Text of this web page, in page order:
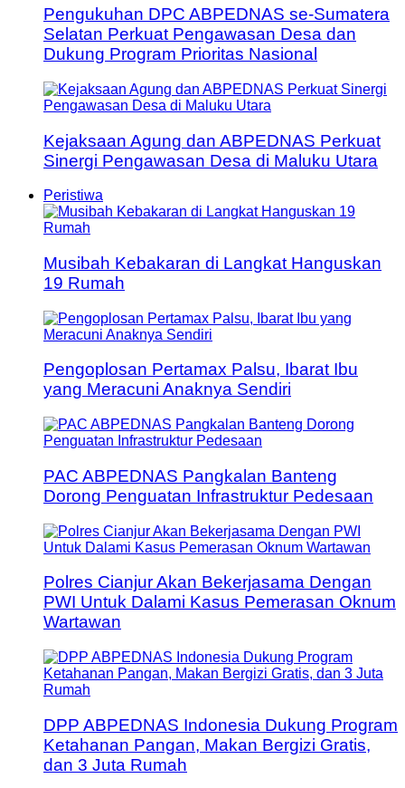
Pengukuhan DPC ABPEDNAS se-Sumatera
Selatan Perkuat Pengawasan Desa dan
Dukung Program Prioritas Nasional
Kejaksaan Agung dan ABPEDNAS Perkuat
Sinergi Pengawasan Desa di Maluku Utara
Peristiwa
Musibah Kebakaran di Langkat Hanguskan
19 Rumah
Pengoplosan Pertamax Palsu, Ibarat Ibu
yang Meracuni Anaknya Sendiri
PAC ABPEDNAS Pangkalan Banteng
Dorong Penguatan Infrastruktur Pedesaan
Polres Cianjur Akan Bekerjasama Dengan
PWI Untuk Dalami Kasus Pemerasan Oknum
Wartawan
DPP ABPEDNAS Indonesia Dukung Program
Ketahanan Pangan, Makan Bergizi Gratis,
dan 3 Juta Rumah